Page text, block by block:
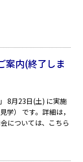
案内(終了しま
8月23日(土) に実施
学） です。詳細は，
については、こちら